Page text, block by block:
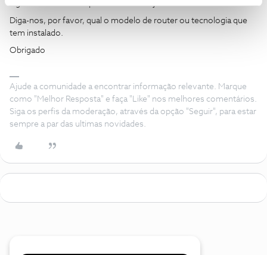
Diga-nos, por favor, qual o modelo de router ou tecnologia que
tem instalado.
Obrigado
Ajude a comunidade a encontrar informação relevante. Marque
como "Melhor Resposta" e faça "Like" nos melhores comentários.
Siga os perfis da moderação, através da opção "Seguir", para estar
sempre a par das ultimas novidades.